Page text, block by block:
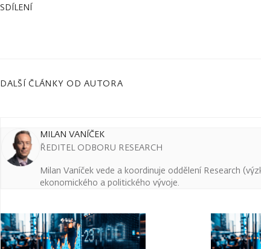
SDÍLENÍ
DALŠÍ ČLÁNKY OD AUTORA
MILAN VANÍČEK
ŘEDITEL ODBORU RESEARCH
Milan Vaníček vede a koordinuje oddělení Research
ekonomického a politického vývoje.